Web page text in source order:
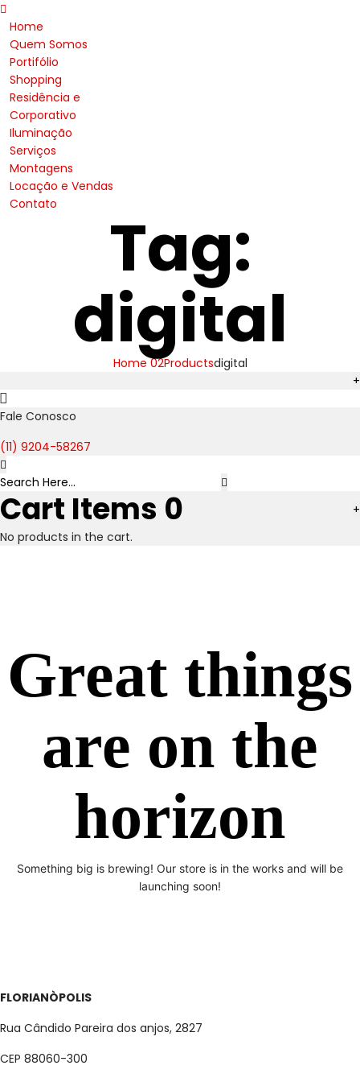
Home
Quem Somos
Portifólio
Shopping
Residência e
Corporativo
Iluminação
Serviços
Montagens
Locação e Vendas
Contato
Tag:
digital
Home 02Productsdigital
+
Fale Conosco
(11) 9204-58267
Cart Items 0
+
No products in the cart.
Great things
are on the
horizon
Something big is brewing! Our store is in the works and will be
launching soon!
FLORIANÒPOLIS
Rua Cândido Pareira dos anjos, 2827
CEP 88060-300